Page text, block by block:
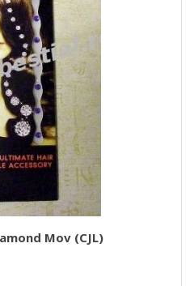
Mov (CJL)